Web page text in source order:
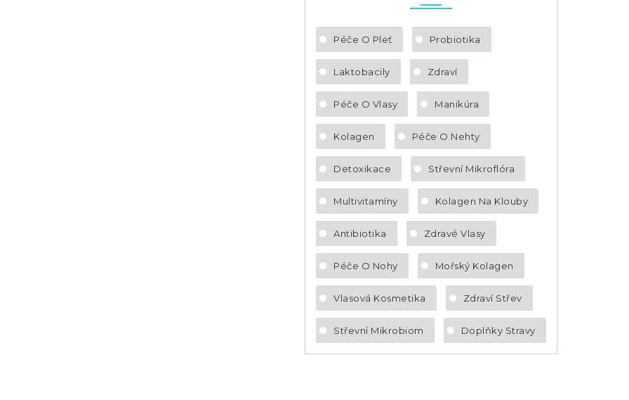
Péče O Pleť Probiotika
Laktobacily Zdraví
Péče O Vlasy Manikúra
Kolagen Péče O Nehty
Detoxikace Střevní Mikroflóra
Multivitamíny Kolagen Na Klouby
Antibiotika Zdravé Vlasy
Péče O Nohy Mořský Kolagen
Vlasová Kosmetika Zdraví Střev
Střevní Mikrobiom Doplňky Stravy